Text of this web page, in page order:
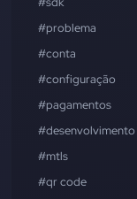
#problema
#conta
#configuração
#pagamentos
#desenvolvimento
#mtls
#qr code